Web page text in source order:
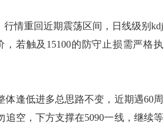
情重回近期震荡区间，日线级别kdj
若触及15100的防守止损需严格执
逢低进多总思路不变，近期遇60周
空，下方支撑在5090一线，继续等